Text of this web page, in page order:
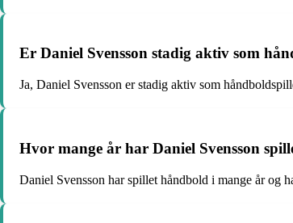
Er Daniel Svensson stadig aktiv som
Ja, Daniel Svensson er stadig aktiv som
Hvor mange år har Daniel Svensson
Daniel Svensson har spillet håndbold i mange år og